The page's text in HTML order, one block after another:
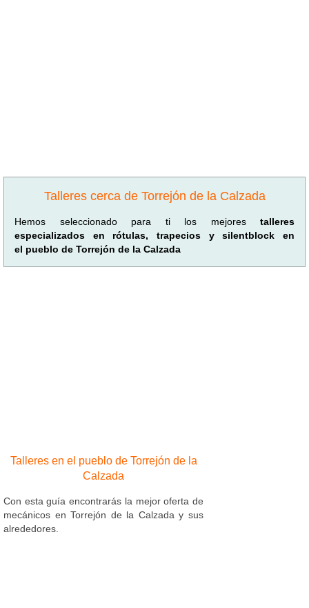
Talleres cerca de Torrejón de la Calzada
Hemos seleccionado para ti los mejores talleres
especializados en rótulas, trapecios y silentblock en
el pueblo de Torrejón de la Calzada
Talleres en el pueblo de Torrejón de la
Calzada
Con esta guía encontrarás la mejor oferta de
mecánicos en Torrejón de la Calzada y sus
alrededores.